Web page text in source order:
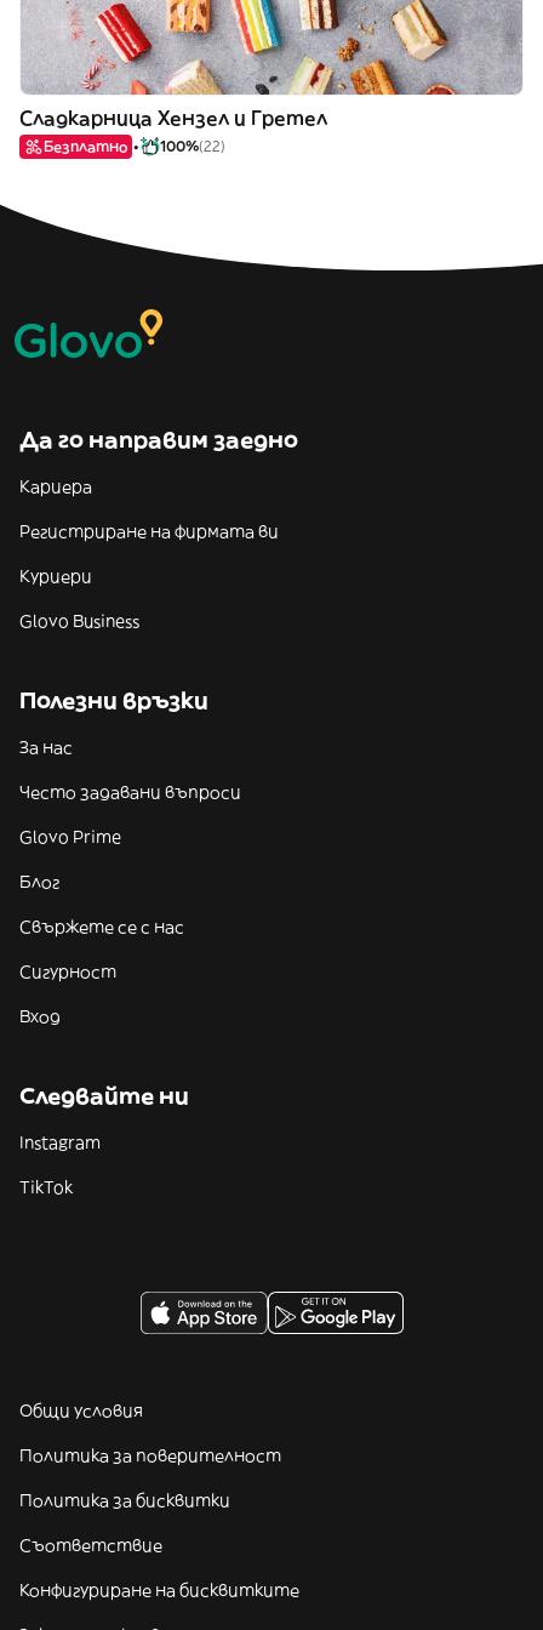
Сладкарница Хензел и Гретел
Безплатно 100%(22)
Да го направим заедно
Кариера
Регистриране на фирмата ви
Куриери
Glovo Business
Полезни връзки
За нас
Често задавани въпроси
Glovo Prime
Блог
Свържете се с нас
Сигурност
Вход
Следвайте ни
Instagram
TikTok
Общи условия
Политика за поверителност
Политика за бисквитки
Съответствие
Конфигуриране на бисквитките